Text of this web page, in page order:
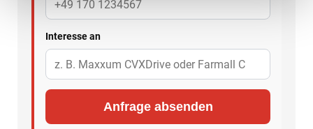
Interesse an
Anfrage absenden